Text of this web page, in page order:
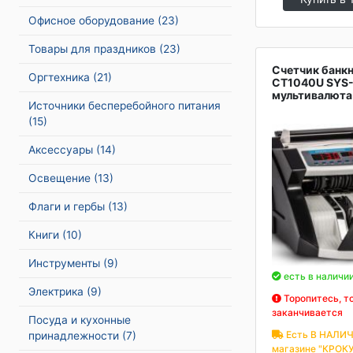
Офисное оборудование (23)
Товары для праздников (23)
Оргтехника (21)
Источники бесперебойного питания
(15)
Аксессуары (14)
Освещение (13)
Флаги и гербы (13)
Книги (10)
Инструменты (9)
Электрика (9)
Посуда и кухонные
принадлежности (7)
Счетчик
CT1040U
мультивалюта
есть в
Торопитесь,
заканчивается
Есть В
магазине